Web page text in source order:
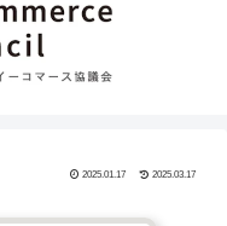
2025.01.17 2025.03.17